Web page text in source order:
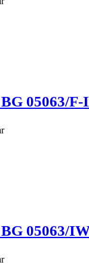
05063/
05063/